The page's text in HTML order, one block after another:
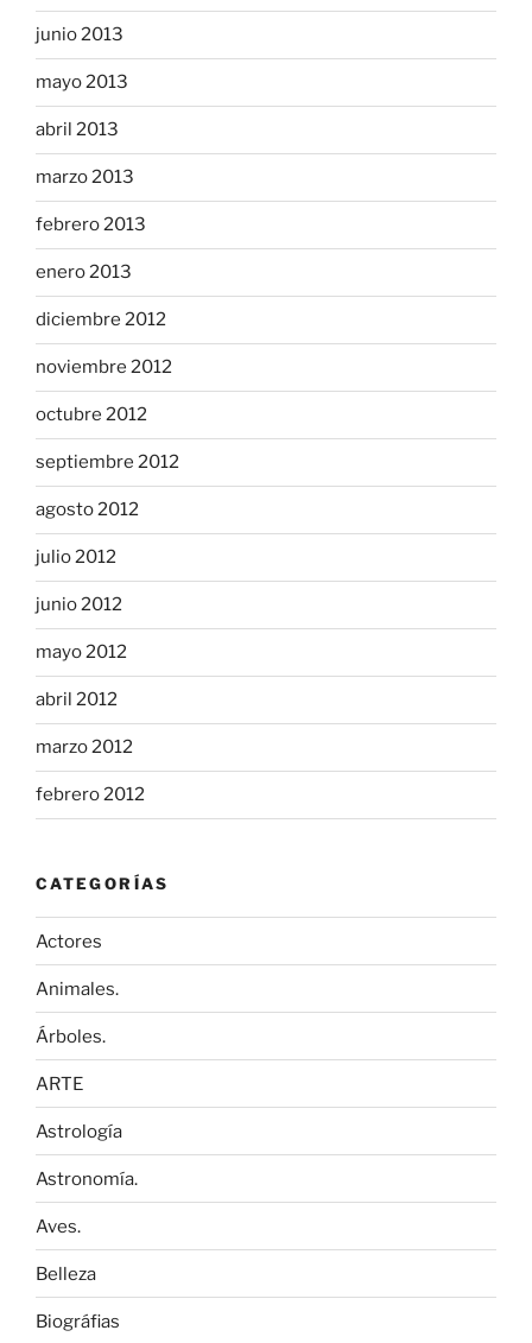
junio 2013
mayo 2013
abril 2013
marzo 2013
febrero 2013
enero 2013
diciembre 2012
noviembre 2012
octubre 2012
septiembre 2012
agosto 2012
julio 2012
junio 2012
mayo 2012
abril 2012
marzo 2012
febrero 2012
CATEGORÍAS
Actores
Animales.
Árboles.
ARTE
Astrología
Astronomía.
Aves.
Belleza
Biográfias